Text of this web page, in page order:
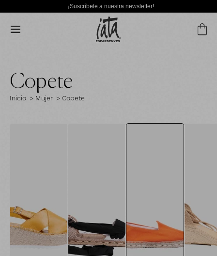
¡Suscríbete a nuestra newsletter!
Copete
Inicio > Mujer > Copete